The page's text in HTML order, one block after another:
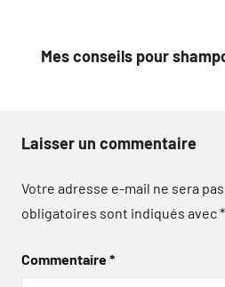
Mes conseils pour
Laisser un commentaire
Votre adresse e-mail ne sera
obligatoires sont indiqués avec*
Commentaire*